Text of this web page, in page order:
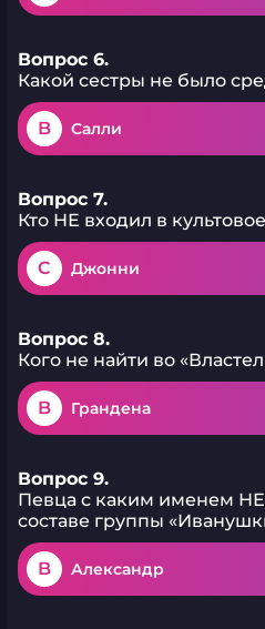
Вопрос 6.
Какой сестры не было
B Салли
Вопрос 7.
Кто НЕ входил в
C Джонни
Вопрос 8.
Кого не найти во
B Грандена
Вопрос 9.
Певца с каким именем
составе группы
B Александр